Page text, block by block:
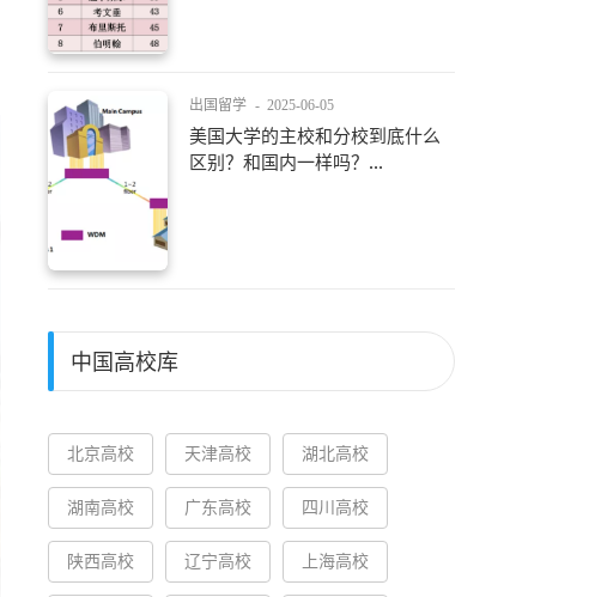
出国留学 - 2025-06-05
美国大学的主校和分校到底什么
区别？和国内一样吗？...
中国高校库
北京高校 天津高校 湖北高校
湖南高校 广东高校 四川高校
陕西高校 辽宁高校 上海高校